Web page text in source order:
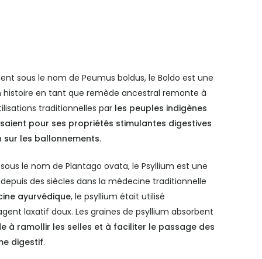
sous le nom de Peumus boldus, le Boldo est une
histoire en tant que remède ancestral remonte à
traditionnelles par les peuples indigènes
pour ses propriétés stimulantes digestives
les ballonnements.
le nom de Plantago ovata, le Psyllium est une
des siècles dans la médecine traditionnelle
ayurvédique, le psyllium était utilisé
laxatif doux. Les graines de psyllium absorbent
à ramollir les selles et à faciliter le passage des
digestif.